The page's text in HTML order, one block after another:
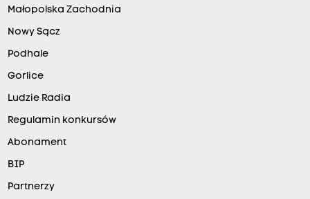
Małopolska Zachodnia
Nowy Sącz
Podhale
Gorlice
Ludzie Radia
Regulamin konkursów
Abonament
BIP
Partnerzy